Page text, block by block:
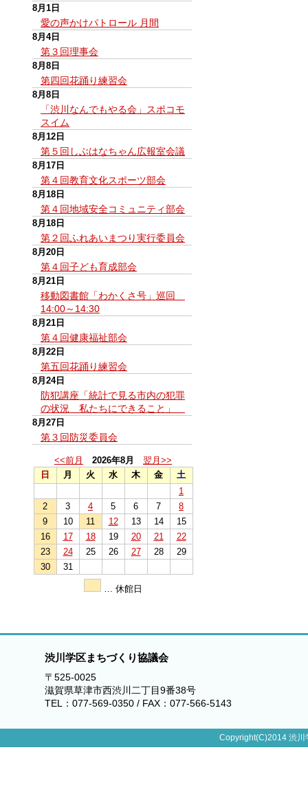
8月1日
愛の声かけパトロール 月間
8月4日
第３回理事会
8月8日
第四回花踊り練習会
8月8日
「渋川なんでもやる会」スポコモ
スイム
8月12日
第５回しぶはなちゃん広報室会議
8月17日
第４回教育文化スポーツ部会
8月18日
第４回地域安全コミュニティ部会
8月18日
第２回ふれあいまつり実行委員会
8月20日
第４回子ども育成部会
8月21日
移動図書館「わかくさ号」巡回
14:00～14:30
8月21日
第４回健康福祉部会
8月22日
第五回花踊り練習会
8月24日
防犯講座「統計で見る市内の犯罪
の状況 私たちにできること」
8月27日
第３回防災委員会
<<前月 2026年8月
翌月>>
日
月 火 水 木 金
土
1
2
3 4 5 6 7
8
9
10 11 12 13 14
15
16
17 18 19 20 21
22
23
24 25 26 27 28
29
30
31
… 休館日
渋川学区まちづくり協議会
〒525-0025
滋賀県草津市西渋川二丁目9番38号
TEL：077-569-0350 / FAX：077-566-5143
Copyright(C)2014 渋川